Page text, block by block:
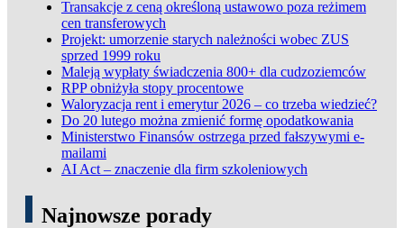
Transakcje z ceną określoną ustawowo poza reżimem
cen transferowych
Projekt: umorzenie starych należności wobec ZUS
sprzed 1999 roku
Maleją wypłaty świadczenia 800+ dla cudzoziemców
RPP obniżyła stopy procentowe
Waloryzacja rent i emerytur 2026 – co trzeba wiedzieć?
Do 20 lutego można zmienić formę opodatkowania
Ministerstwo Finansów ostrzega przed fałszywymi e-
mailami
AI Act – znaczenie dla firm szkoleniowych
Najnowsze porady